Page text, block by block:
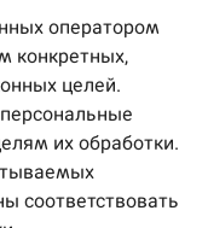
оператором
конкретных,
целей.
их обработки.
соответствовать